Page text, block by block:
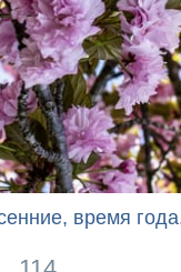
время